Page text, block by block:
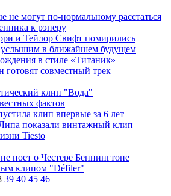
не могут по-нормальному расстаться
к рэперу
и Тейлор Свифт помирились
в ближайшем будущем
в стиле «Титаник»
совместный трек
клип "Вода"
фактов
клип впервые за 6 лет
показали винтажный клип
Tiesto
поет о Честере Беннингтоне
клипом "Défiler"
39 40 45 46